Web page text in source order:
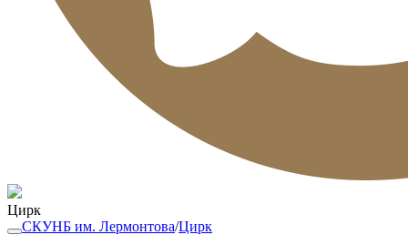
Цирк
СКУНБ им. Лермонтова/Цирк